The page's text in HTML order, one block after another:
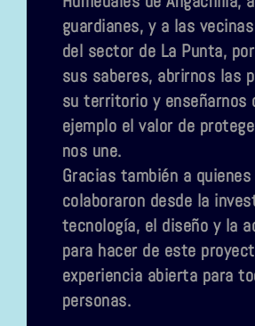
guardianes, y a las
del sector de La Punta,
sus saberes, abrirnos las
su territorio y enseñarnos
ejemplo el valor de
nos une.
Gracias también a quienes
colaboraron desde la
tecnología, el diseño y la
para hacer de este
experiencia abierta para
personas.